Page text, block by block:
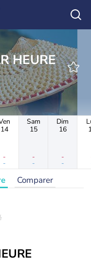
HEURE
14
-
-
Sam
15
-
-
Dim
16
-
-
Comparer